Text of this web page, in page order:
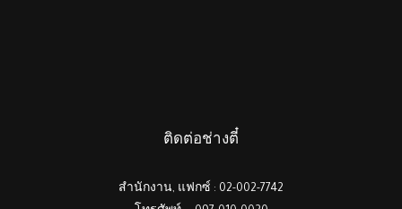
ติดต่อช่างตี๋
สำนักงาน, แฟกซ์ : 02-002-7742